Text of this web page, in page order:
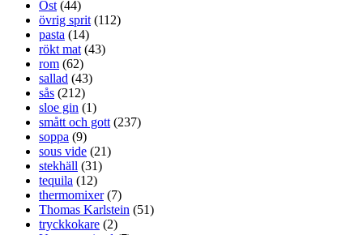
Ost (44)
övrig sprit (112)
pasta (14)
rökt mat (43)
rom (62)
sallad (43)
sås (212)
sloe gin (1)
smått och gott (237)
soppa (9)
sous vide (21)
stekhäll (31)
tequila (12)
thermomixer(7)
Thomas Karlstein (51)
tryckkokare (2)